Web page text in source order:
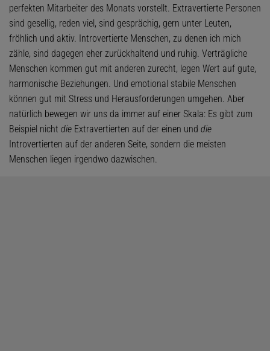
perfekten Mitarbeiter des Monats vorstellt. Extravertierte Personen
sind gesellig, reden viel, sind gesprächig, gern unter Leuten,
fröhlich und aktiv. Introvertierte Menschen, zu denen ich mich
zähle, sind dagegen eher zurückhaltend und ruhig. Verträgliche
Menschen kommen gut mit anderen zurecht, legen Wert auf gute,
harmonische Beziehungen. Und emotional stabile Menschen
können gut mit Stress und Herausforderungen umgehen. Aber
natürlich bewegen wir uns da immer auf einer Skala: Es gibt zum
Beispiel nicht die Extravertierten auf der einen und die
Introvertierten auf der anderen Seite, sondern die meisten
Menschen liegen irgendwo dazwischen.